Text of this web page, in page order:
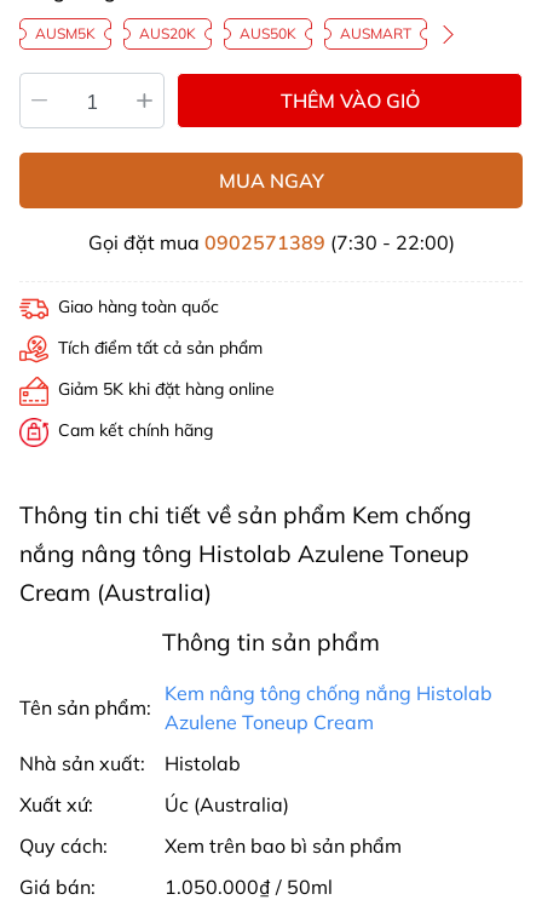
AUSM5K AUS20K AUS50K AUSMART
THÊM VÀO GIỎ
MUA NGAY
Gọi đặt mua 0902571389 (7:30 - 22:00)
Giao hàng toàn quốc
Tích điểm tất cả sản phẩm
Giảm 5K khi đặt hàng online
Cam kết chính hãng
Thông tin chi tiết về sản phẩm Kem chống
nắng nâng tông Histolab Azulene Toneup
Cream (Australia)
Thông tin sản phẩm
Tên sản phẩm:
Kem nâng tông chống nắng Histolab
Azulene Toneup Cream
Nhà sản xuất:
Histolab
Xuất xứ:
Úc (Australia)
Quy cách:
Xem trên bao bì sản phẩm
Giá bán:
1.050.000₫ / 50ml